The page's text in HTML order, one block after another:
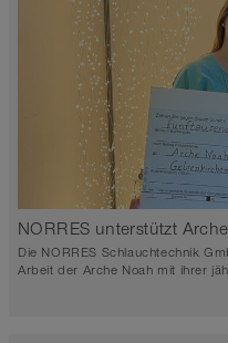
NORRES unterstützt
Die NORRES Schlauchtechnik
Arbeit der Arche Noah mit ihrer